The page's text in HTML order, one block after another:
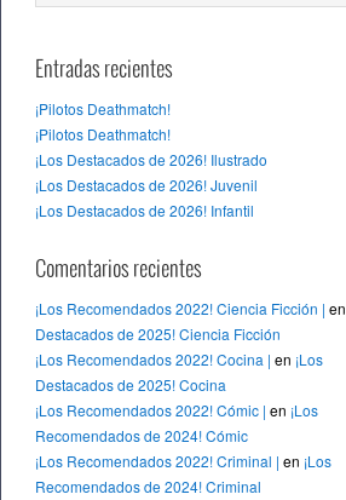
Entradas recientes
¡Pilotos Deathmatch!
¡Pilotos Deathmatch!
¡Los Destacados de 2026! Ilustrado
¡Los Destacados de 2026! Juvenil
¡Los Destacados de 2026! Infantil
Comentarios recientes
¡Los Recomendados 2022! Ciencia Ficción | en
Destacados de 2025! Ciencia Ficción
¡Los Recomendados 2022! Cocina | en ¡Los
Destacados de 2025! Cocina
¡Los Recomendados 2022! Cómic | en ¡Los
Recomendados de 2024! Cómic
¡Los Recomendados 2022! Criminal | en ¡Los
Recomendados de 2024! Criminal